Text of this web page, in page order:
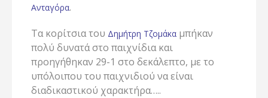
Ανταγόρα.
Τα κορίτσια του Δημήτρη Τζομάκαμπήκαν
πολύ δυνατά στο παιχνίδια και
προηγήθηκαν 29-1 στο δεκάλεπτο, με το
υπόλοιπου του παιχνιδιού να είναι
διαδικαστικού χαρακτήρα…..